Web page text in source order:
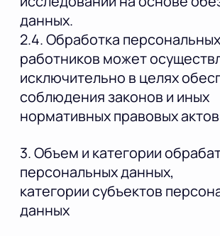
данных.
2.4. Обработка
работников может
исключительно в целях
соблюдения законов и иных
нормативных правовых
3. Объем и категории
персональных данных,
категории субъектов
данных